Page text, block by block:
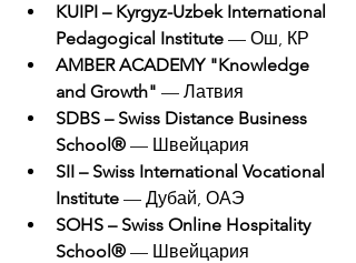
KUIPI – Kyrgyz-Uzbek International
Pedagogical Institute — Ош, КР
AMBER ACADEMY "Knowledge
and Growth" — Латвия
SDBS – Swiss Distance Business
School® — Швейцария
SII – Swiss International Vocational
Institute — Дубай, ОАЭ
SOHS – Swiss Online Hospitality
School® — Швейцария